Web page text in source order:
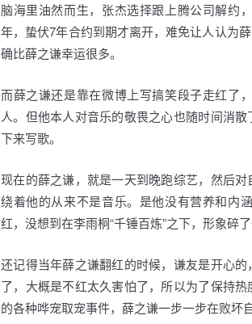
脑海里油然而生，张杰选择跟上腾公司解约
年，蛰伏7年合约到期才离开，难免让人认为
确比薛之谦幸运很多。
而薛之谦还是靠在微博上写搞笑段子走红了
人。但他本人对音乐的敬畏之心也随时间消
下来写歌。
现在的薛之谦，就是一天到晚跑综艺，然后
绕着他的从来不是音乐。是他没有营养和内
红，没想到在李雨桐“千锤百炼”之下，形象碎了
还记得当年薛之谦翻红的时候，谦友是开心
了，大概是不红太久害怕了，所以为了保持
的各种哗宠取宠事件，薛之谦一步一步在败坏